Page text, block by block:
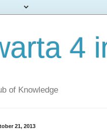
4
of Knowledge
21, 2013